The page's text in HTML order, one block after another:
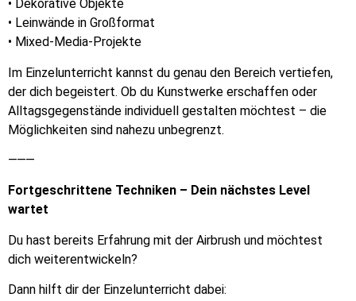
• Dekorative Objekte
• Leinwände in Großformat
• Mixed-Media-Projekte
Im Einzelunterricht kannst du genau den Bereich vertiefen,
der dich begeistert. Ob du Kunstwerke erschaffen oder
Alltagsgegenstände individuell gestalten möchtest – die
Möglichkeiten sind nahezu unbegrenzt.
⸻
Fortgeschrittene Techniken – Dein nächstes Level
wartet
Du hast bereits Erfahrung mit der Airbrush und möchtest
dich weiterentwickeln?
Dann hilft dir der Einzelunterricht dabei: